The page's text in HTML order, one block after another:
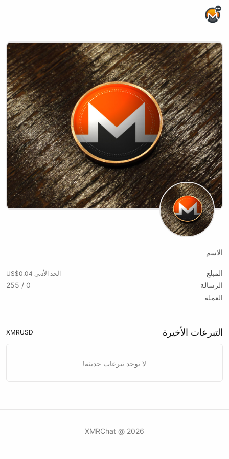
الاسم
المبلغ الحد الأدنى US$0.04
الرسالة
0 / 255
العملة
التبرعات الأخيرة USD
XMR
لا توجد تبرعات حديثة!
2026 @ XMRChat